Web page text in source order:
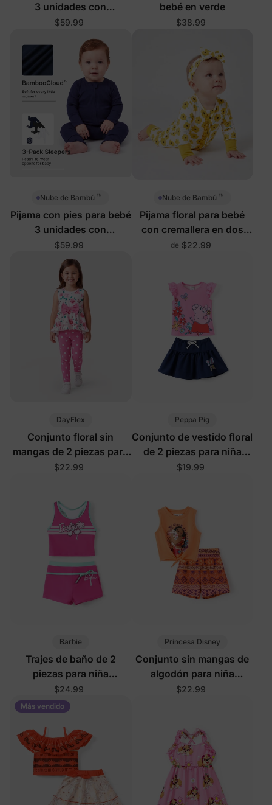
3 unidades con
cremallera bidireccional
$59.99
bebé en verde
$38.99
Nube de Bambú ™
Pijama con pies para bebé
3 unidades con
cremallera bidireccional
$59.99
Nube de Bambú ™
Pijama floral para bebé
con cremallera en dos
direcciones
de $22.99
DayFlex
Conjunto floral sin
mangas de 2 piezas para
niña pequeña en color
$22.99
Peppa Pig
Conjunto de vestido floral
de 2 piezas para niña
pequeña en color rosa
$19.99
Barbie
Trajes de baño de 2
piezas para niña
pequeña/niña con
protección UPF en rosa
$24.99
Princesa Disney
Conjunto sin mangas de
algodón para niña
pequeña Disney Moana, 2
$22.99
Más vendido